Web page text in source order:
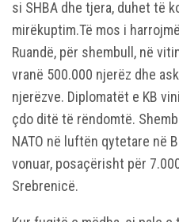
si SHBA dhe tjera, duhet të
mirëkuptim.Të mos i
Ruandë, për shembull, në
vranë 500.000 njerëz dhe
njerëzve. Diplomatët e KB
çdo ditë të rëndomtë.
NATO në luftën qytetare në
vonuar, posaçërisht për
Srebrenicë.